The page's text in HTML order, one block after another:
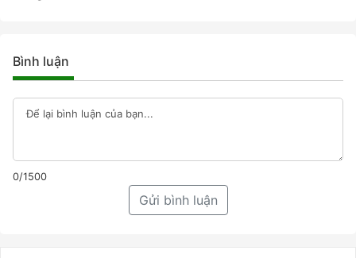
Bình luận
0/1500
Gửi bình luận